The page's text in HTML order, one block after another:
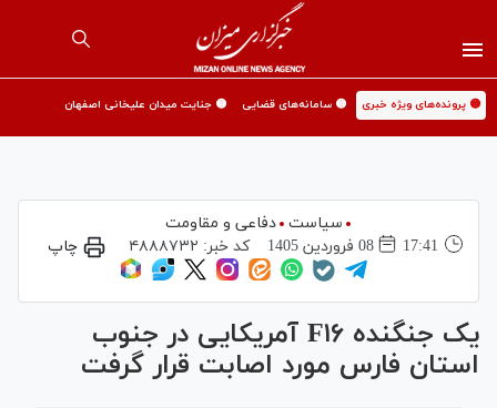
🟡 پرونده‌های ویژه خبری 🟡 سامانه‌های قضایی 🟡 جنایت میدان علیخانی اصفهان
سیاست
دفاعی و مقاومت
17:41
08 فروردين 1405 کد خبر: ۴۸۸۸۷۳۲ چاپ
یک جنگنده F۱۶ آمریکایی در جنوب
استان فارس مورد اصابت قرار گرفت